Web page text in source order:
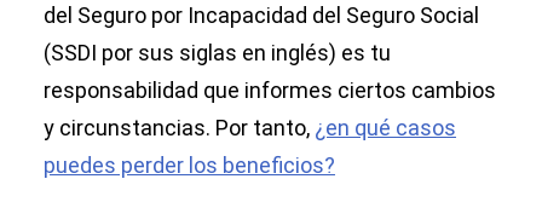
del Seguro por Incapacidad del Seguro Social
(SSDI por sus siglas en inglés) es tu
responsabilidad que informes ciertos cambios
y circunstancias. Por tanto, ¿en qué casos
puedes perder los beneficios?